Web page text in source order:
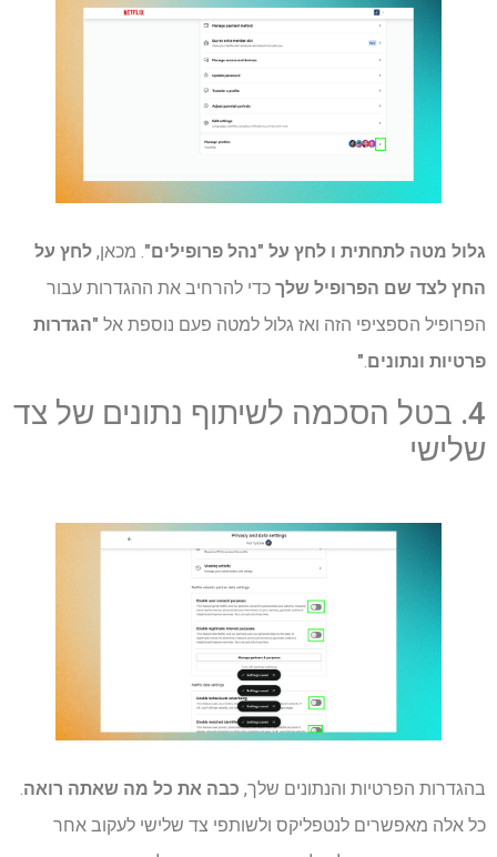
גלול מטה לתחתית ו לחץ על "נהל פרופילים". מכאן, לחץ על
החץ לצד שם הפרופיל שלך כדי להרחיב את ההגדרות עבור
הפרופיל הספציפי הזה ואז גלול למטה פעם נוספת אל "הגדרות
פרטיות ונתונים.
"
4. בטל הסכמה לשיתוף נתונים של צד
שלישי
בהגדרות הפרטיות והנתונים שלך, כבה את כל מה שאתה רואה.
כל אלה מאפשרים לנטפליקס ולשותפי צד שלישי לעקוב אחר